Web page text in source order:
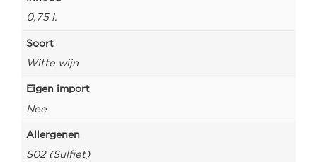
0,75 l.
Soort
Witte wijn
Eigen import
Nee
Allergenen
S02 (Sulfiet)